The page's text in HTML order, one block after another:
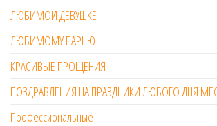
ЛЮБИМОЙ ДЕВУШКЕ
ЛЮБИМОМУ ПАРНЮ
КРАСИВЫЕ ПРОЩЕНИЯ
ПОЗДРАВЛЕНИЯ НА ПРАЗДНИКИ ЛЮБОГО ДНЯ
Профессиональные